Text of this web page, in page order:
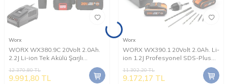
Worx
WORX WX380.9C 20Volt 2.0Ah.
2.2J Li-ion Tek Akülü Şarjlı
Profesyonel SDS-Plus Pnömatik
Kırıcı/Delici
12.370,80TL
9.991,80 TL
Worx
WORX WX390.1 20Volt 2.0Ah. Li-
ion 1.2J Profesyonel SDS-Plus
Matkap + 8 Adet Uç + Mandren
11.302,20TL
9.172,17 TL